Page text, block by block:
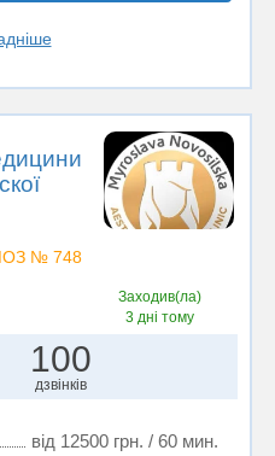
№ 748
Заходив(ла)
3 дні тому
100
дзвінків
від 12500 грн. / 60 мин.